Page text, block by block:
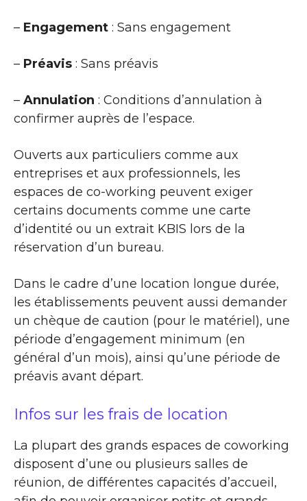
– Engagement : Sans engagement
– Préavis : Sans préavis
– Annulation : Conditions d’annulation à
confirmer auprès de l’espace.
Ouverts aux particuliers comme aux
entreprises et aux professionnels, les
espaces de co-working peuvent exiger
certains documents comme une carte
d’identité ou un extrait KBIS lors de la
réservation d’un bureau.
Dans le cadre d’une location longue durée,
les établissements peuvent aussi demander
un chèque de caution (pour le matériel), une
période d’engagement minimum (en
général d’un mois), ainsi qu’une période de
préavis avant départ.
Infos sur les frais de location
La plupart des grands espaces de coworking
disposent d’une ou plusieurs salles de
réunion, de différentes capacités d’accueil,